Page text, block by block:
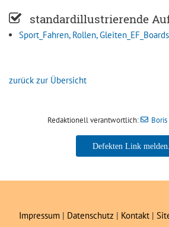
standardillustrierende
Sport_Fahren, Rollen, Gleiten_EF_Boards
zurück zur Übersicht
Redaktionell verantwortlich:
Boris Angerer, LIBRA
Impressum | Datenschutz | Kontakt |